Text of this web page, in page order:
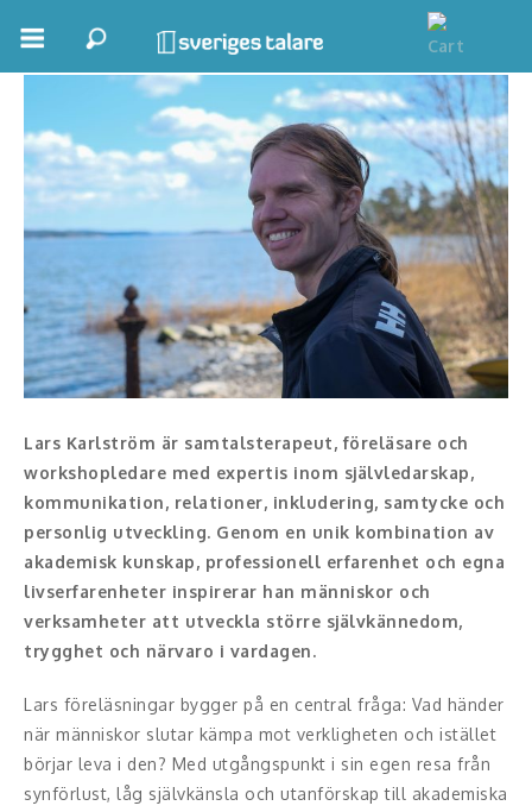
Boka ett möte
Samhällsnytta
Inspiration
Personlig utveckling, målsättning
Life Stories & Trivsel
Moderator, konferencier
Moderator
Workshopledare, facilitator
Underhållning och event
Event
Lars Karlström
Lars Karlström är samtalsterapeut, föreläsare och
workshopledare med expertis inom självledarskap,
kommunikation, relationer, inkludering, samtycke och
personlig utveckling. Genom en unik kombination av
akademisk kunskap, professionell erfarenhet och egna
livserfarenheter inspirerar han människor och
verksamheter att utveckla större självkännedom,
trygghet och närvaro i vardagen.
Lars föreläsningar bygger på en central fråga: Vad händer
när människor slutar kämpa mot verkligheten och istället
börjar leva i den? Med utgångspunkt i sin egen resa från
synförlust, låg självkänsla och utanförskap till akademiska